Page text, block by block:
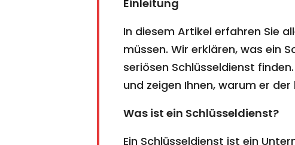
Einleitung
In diesem Artikel erfahren Sie
müssen. Wir erklären, was ein
seriösen Schlüsseldienst
und zeigen Ihnen, warum er
Was ist ein Schlüsseldienst?
Ein Schlüsseldienst ist ein